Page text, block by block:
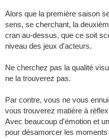
Alors que la première saison
sens, se cherchant, la
cran au-dessus, que ce soit
niveau des jeux d'acteurs.
Ne cherchez pas la qualité
ne la trouverez pas.
Par contre, vous ne vous
vous trouverez matière à
Avec beaucoup d'émotion et
pour désamorcer les moments